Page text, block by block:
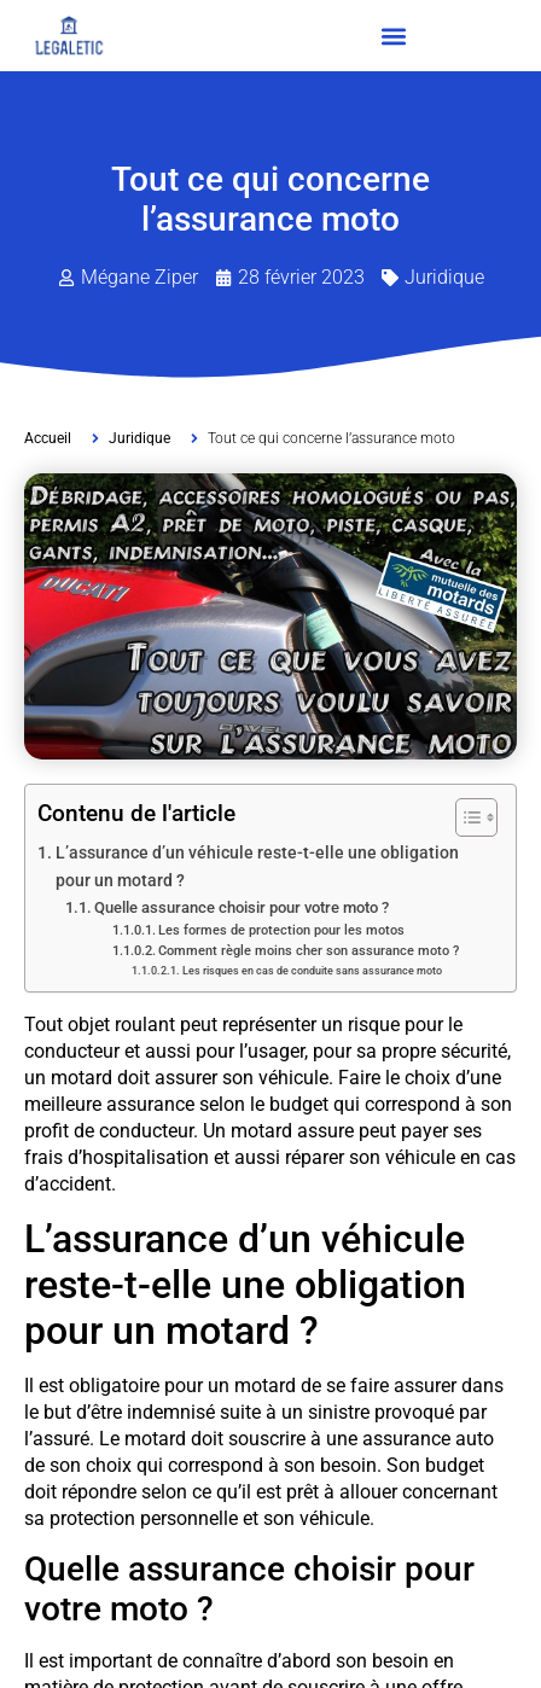
Tout ce qui concerne
l’assurance moto
Mégane Ziper 28 février 2023 Juridique
Accueil Juridique Tout ce qui concerne l’assurance moto
Contenu de l'article
L’assurance d’un véhicule reste-t-elle une obligation
pour un motard ?
Quelle assurance choisir pour votre moto ?
Les formes de protection pour les motos
Comment règle moins cher son assurance moto ?
Les risques en cas de conduite sans assurance moto
Tout objet roulant peut représenter un risque pour le
conducteur et aussi pour l’usager, pour sa propre sécurité,
un motard doit assurer son véhicule. Faire le choix d’une
meilleure assurance selon le budget qui correspond à son
profit de conducteur. Un motard assure peut payer ses
frais d’hospitalisation et aussi réparer son véhicule en cas
d’accident.
L’assurance d’un véhicule
reste-t-elle une obligation
pour un motard ?
Il est obligatoire pour un motard de se faire assurer dans
le but d’être indemnisé suite à un sinistre provoqué par
l’assuré. Le motard doit souscrire à une assurance auto
de son choix qui correspond à son besoin. Son budget
doit répondre selon ce qu’il est prêt à allouer concernant
sa protection personnelle et son véhicule.
Quelle assurance choisir pour
votre moto ?
Il est important de connaître d’abord son besoin en